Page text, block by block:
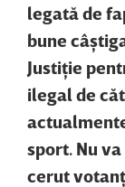
legată de
bune
Justiţie
ilegal de
sport. Nu
cerut